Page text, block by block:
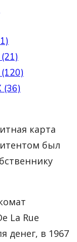
(36)
карта
был
La Rue
денег, в 1967